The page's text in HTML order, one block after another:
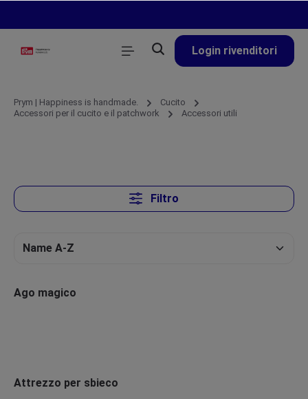
Login rivenditori
Prym | Happiness is handmade.
Cucito
Accessori per il cucito e il patchwork
Accessori utili
Filtro
Ago magico
Attrezzo per sbieco